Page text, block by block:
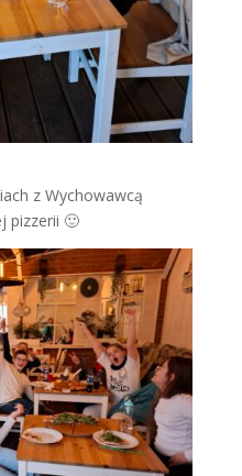
z Wychowawcą
pizzerii 🙂